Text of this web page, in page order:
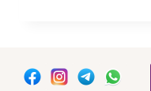
HINDI
|